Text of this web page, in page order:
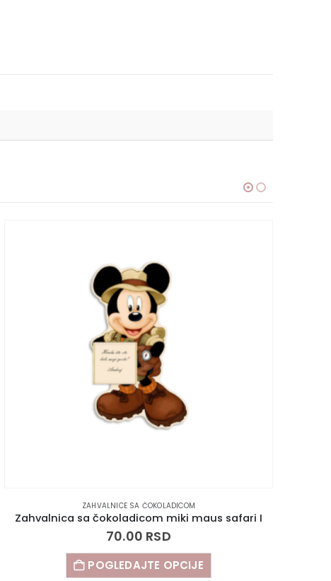
ZAHVALNICE SA ČOKOLADICOM
Zahvalnica sa čokoladicom miki maus safari I
70.00 RSD
POGLEDAJTE OPCIJE